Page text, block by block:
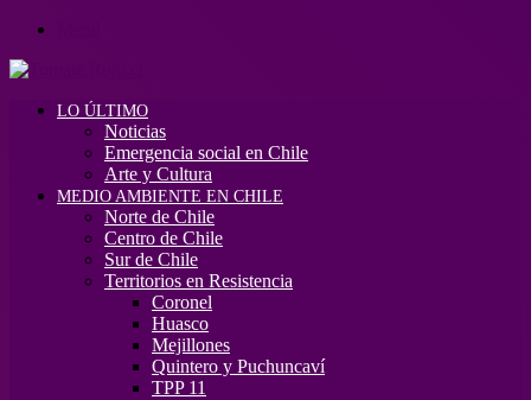
LO ÚLTIMO
Noticias
Emergencia social en Chile
Arte y Cultura
MEDIO AMBIENTE EN CHILE
Norte de Chile
Centro de Chile
Sur de Chile
Territorios en Resistencia
Coronel
Huasco
Mejillones
Quintero y Puchuncaví
TPP 11